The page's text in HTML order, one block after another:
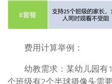
费用计算举例：
幼教需求：某幼儿园有
个班级有2个半球摄像头需